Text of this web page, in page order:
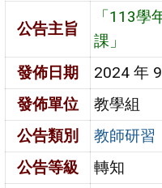
公告主旨
「113學
課」
發佈日期
2024 年
發佈單位
教學組
公告類別
教師研習
公告等級
轉知